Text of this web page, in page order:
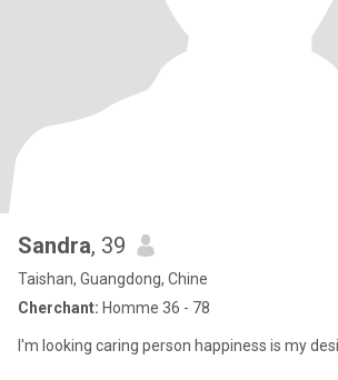
Sandra, 39
Taishan, Guangdong, Chine
Cherchant: Homme 36 - 78
I'm looking caring person happiness is my